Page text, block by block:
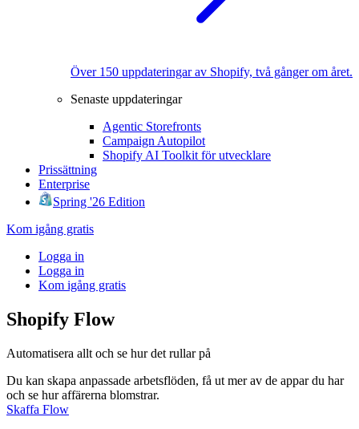
Över 150 uppdateringar av Shopify, två gånger om året.
Senaste uppdateringar
Agentic Storefronts
Campaign Autopilot
Shopify AI Toolkit för utvecklare
Prissättning
Enterprise
Spring '26 Edition
Kom igång gratis
Logga in
Logga in
Kom igång gratis
Shopify Flow
Automatisera allt och se hur det rullar på
Du kan skapa anpassade arbetsflöden, få ut mer av de appar du har
och se hur affärerna blomstrar.
Skaffa Flow